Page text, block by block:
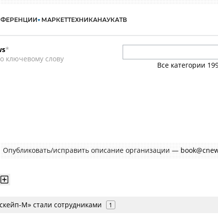
МАРКЕТТЕХНИКАНАУКАТВ
*
ключевому слову
Все категории
Опубликовать/исправить описание организации —
М» стали сотрудниками 1